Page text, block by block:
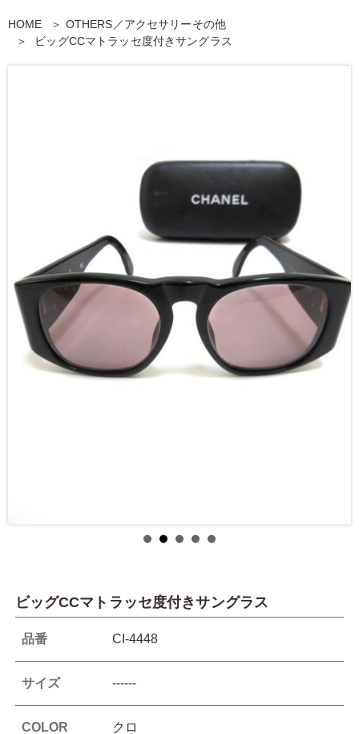
HOME
OTHERS／アクセサリーその他
ビッグCCマトラッセ度付きサングラス
ビッグCCマトラッセ度付きサングラス
品番 CI-4448
サイズ ------
COLOR クロ